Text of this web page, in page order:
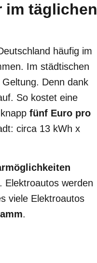
im täglichen
häufig im
Im städtischen
Denn dank
So kostet eine
fünf Euro pro
circa 13 kWh x
Elektroautos werden
viele Elektroautos
.